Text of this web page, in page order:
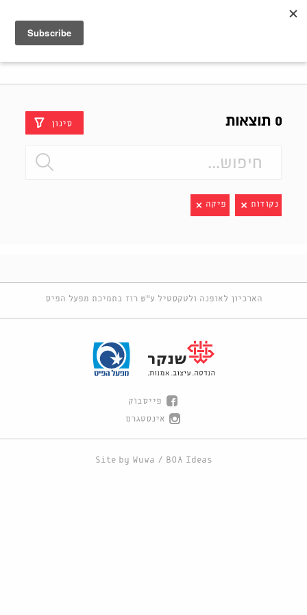
0 תוצאות סינון
נקודות פיקה
הארכיון לאופנה ולטקסטיל ע"ש רוז בתמיכת מפעל הפיס
פייסבוק
אינסטגרם
Site by Wuwa / BOA Ideas